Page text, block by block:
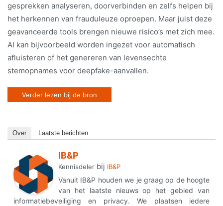
gesprekken analyseren, doorverbinden en zelfs helpen bij
het herkennen van frauduleuze oproepen. Maar juist deze
geavanceerde tools brengen nieuwe risico’s met zich mee.
AI kan bijvoorbeeld worden ingezet voor automatisch
afluisteren of het genereren van levensechte
stemopnames voor deepfake-aanvallen.
Verder lezen bij de bron
Over Laatste berichten
IB&P
Kennisdeler bij IB&P
Vanuit IB&P houden we je graag op de hoogte
van het laatste nieuws op het gebied van
informatiebeveiliging en privacy. We plaatsen iedere